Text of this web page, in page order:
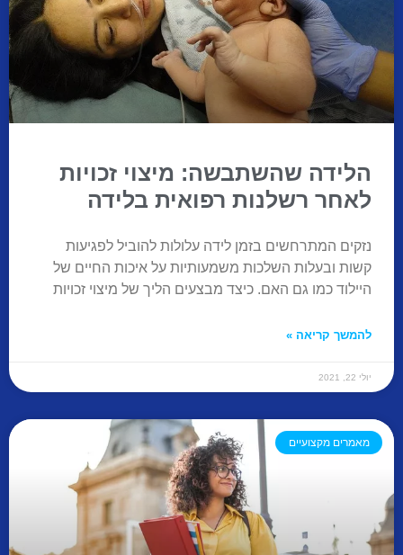
הלידה שהשתבשה: מיצוי זכויות
לאחר רשלנות רפואית בלידה
נזקים המתרחשים בזמן לידה עלולות להוביל לפגיעות
קשות ובעלות השלכות משמעותיות על איכות החיים של
היילוד כמו גם האם. כיצד מבצעים הליך של מיצוי זכויות
להמשך קריאה »
יולי 22, 2021
מאמרים מקצועיים